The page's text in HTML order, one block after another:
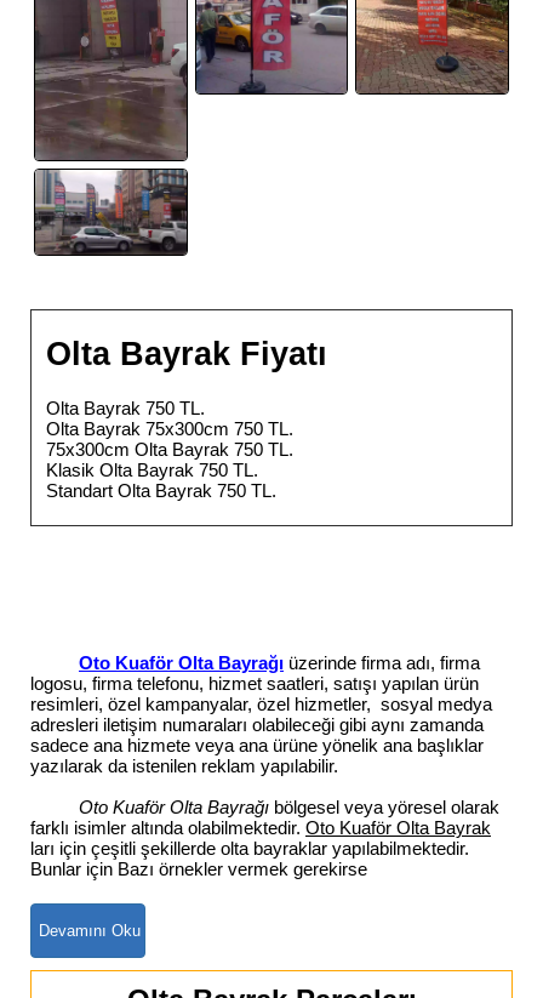
Olta Bayrak Fiyatı
Olta Bayrak 750 TL.
Olta Bayrak 75x300cm 750 TL.
75x300cm Olta Bayrak 750 TL.
Klasik Olta Bayrak 750 TL.
Standart Olta Bayrak 750 TL.
Oto Kuaför Olta Bayrağı üzerinde firma adı, firma
logosu, firma telefonu, hizmet saatleri, satışı yapılan ürün
resimleri, özel kampanyalar, özel hizmetler, sosyal medya
adresleri iletişim numaraları olabileceği gibi aynı zamanda
sadece ana hizmete veya ana ürüne yönelik ana başlıklar
yazılarak da istenilen reklam yapılabilir.
Oto Kuaför Olta Bayrağı bölgesel veya yöresel olarak
farklı isimler altında olabilmektedir. Oto Kuaför Olta Bayrak
ları için çeşitli şekillerde olta bayraklar yapılabilmektedir.
Bunlar için Bazı örnekler vermek gerekirse